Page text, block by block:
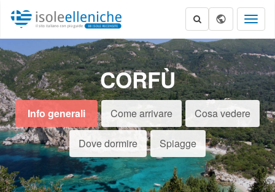
CORFÙ
Info generali Come arrivare Cosa vedere
Dove dormire Spiagge